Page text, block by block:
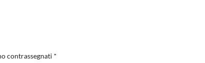
contrassegnati *